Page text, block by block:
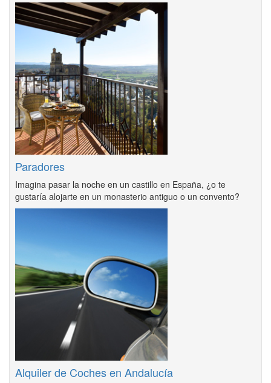
Paradores
Imagina pasar la noche en un castillo en España, ¿o te
gustaría alojarte en un monasterio antiguo o un convento?
Alquiler de Coches en Andalucía